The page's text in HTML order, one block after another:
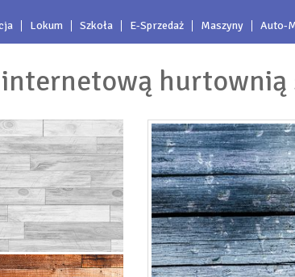
Lokum Szkoła E-Sprzedaż Maszyny Auto-
internetową